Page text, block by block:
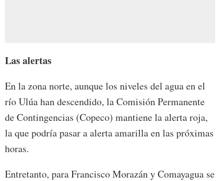
Las alertas
En la zona norte, aunque los niveles del agua en el
río Ulúa han descendido, la Comisión Permanente
de Contingencias (Copeco) mantiene la alerta roja,
la que podría pasar a alerta amarilla en las próximas
horas.
Entretanto, para Francisco Morazán y Comayagua se